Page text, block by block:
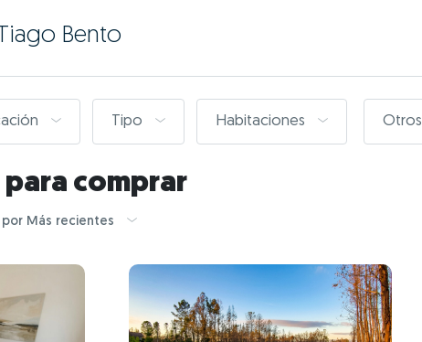
Tiago Bento
Tipo Habitaciones Otros
comprar
Más recientes